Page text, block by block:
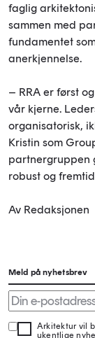
faglig
sammen med
fundamentet
anerkjennelse.
– RRA er først
vår kjerne.
organisatorisk,
Kristin som
partnergruppen
robust og
Av Redaksjonen
Meld på nyhetsbrev
Arkitektur vil
ukentlige